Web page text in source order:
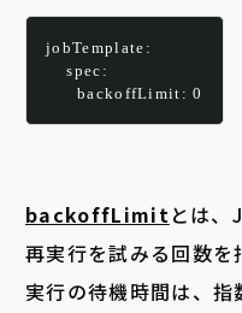
jobTemplate:
spec:
backoffLimit: 0
backoffLimitとは
再実行を試みる回数を
実行の待機時間は、